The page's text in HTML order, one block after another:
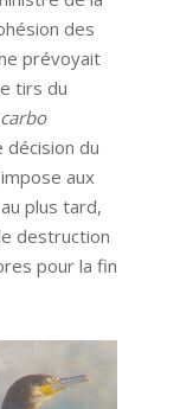
des
prévoyait
tirs du
décision du
aux
plus tard,
destruction
pour la fin